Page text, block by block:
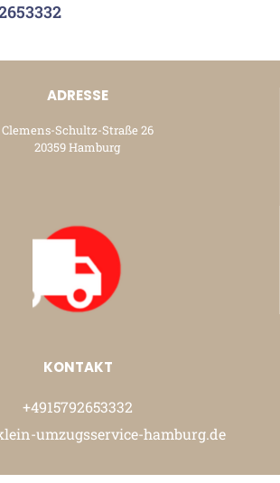
ADRESSE
Clemens-Schultz-Straße 26
20359 Hamburg
KONTAKT
+4915792653332
umzugsservice-hamburg.de